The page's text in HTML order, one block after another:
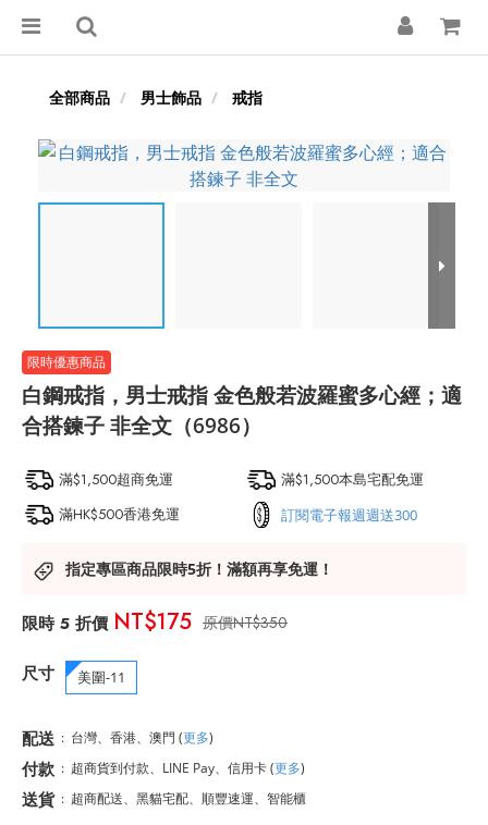
全部商品 男士飾品 戒指
白鋼戒指，男士戒指 金色般若波羅蜜多心經；適
合搭鍊子 非全文（6986）
滿$1,500超商免運
滿$1,500本島宅配免運
滿HK$500香港免運
訂閱電子報週週送300
指定專區商品限時5折！滿額再享免運！
NT$350
NT$175
尺寸 美圍-11
配送 : 台灣、香港、澳門 (更多)
付款 : 超商貨到付款、LINE Pay、信用卡(更多)
送貨 : 超商配送、黑貓宅配、順豐速運、智能櫃